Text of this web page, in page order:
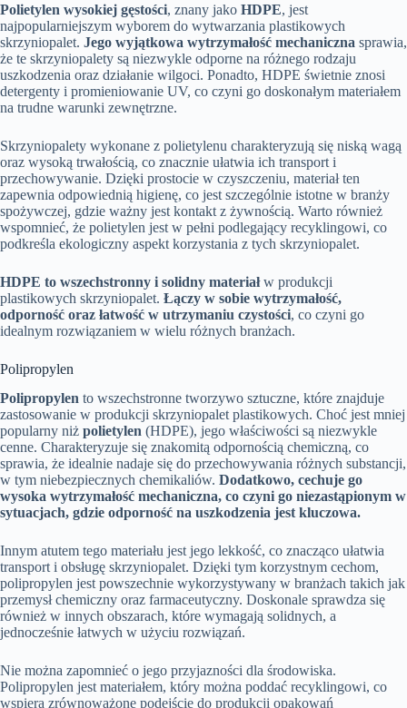
Polietylen wysokiej gęstości, znany jako HDPE, jest
najpopularniejszym wyborem do wytwarzania plastikowych
skrzyniopalet. Jego wyjątkowa wytrzymałość mechaniczna sprawia,
że te skrzyniopalety są niezwykle odporne na różnego rodzaju
uszkodzenia oraz działanie wilgoci. Ponadto, HDPE świetnie znosi
detergenty i promieniowanie UV, co czyni go doskonałym materiałem
na trudne warunki zewnętrzne.
Skrzyniopalety wykonane z polietylenu charakteryzują się niską wagą
oraz wysoką trwałością, co znacznie ułatwia ich transport i
przechowywanie. Dzięki prostocie w czyszczeniu, materiał ten
zapewnia odpowiednią higienę, co jest szczególnie istotne w branży
spożywczej, gdzie ważny jest kontakt z żywnością. Warto również
wspomnieć, że polietylen jest w pełni podlegający recyklingowi, co
podkreśla ekologiczny aspekt korzystania z tych skrzyniopalet.
HDPE to wszechstronny i solidny materiałw produkcji
plastikowych skrzyniopalet. Łączy w sobie wytrzymałość,
odporność oraz łatwość w utrzymaniu czystości, co czyni go
idealnym rozwiązaniem w wielu różnych branżach.
Polipropylen
Polipropylen to wszechstronne tworzywo sztuczne, które znajduje
zastosowanie w produkcji skrzyniopalet plastikowych. Choć jest mniej
popularny niż polietylen (HDPE), jego właściwości są niezwykle
cenne. Charakteryzuje się znakomitą odpornością chemiczną, co
sprawia, że idealnie nadaje się do przechowywania różnych substancji,
w tym niebezpiecznych chemikaliów. Dodatkowo, cechuje go
wysoka wytrzymałość mechaniczna, co czyni go niezastąpionym w
sytuacjach, gdzie odporność na uszkodzenia jest kluczowa.
Innym atutem tego materiału jest jego lekkość, co znacząco ułatwia
transport i obsługę skrzyniopalet. Dzięki tym korzystnym cechom,
polipropylen jest powszechnie wykorzystywany w branżach takich jak
przemysł chemiczny oraz farmaceutyczny. Doskonale sprawdza się
również w innych obszarach, które wymagają solidnych, a
jednocześnie łatwych w użyciu rozwiązań.
Nie można zapomnieć o jego przyjazności dla środowiska.
Polipropylen jest materiałem, który można poddać recyklingowi, co
wspiera zrównoważone podejście do produkcji opakowań